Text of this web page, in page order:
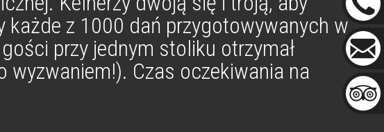
każde z 1000 dań przygotowywanych w
przy jednym stoliku otrzymał
Czas oczekiwania na